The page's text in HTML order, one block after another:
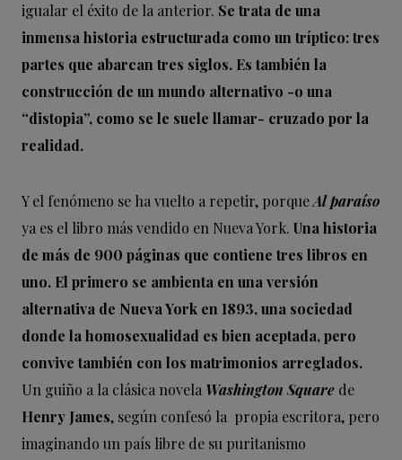
igualar el éxito de la anterior. Se trata de una
inmensa historia estructurada como un tríptico: tres
partes que abarcan tres siglos. Es también la
construcción de un mundo alternativo -o una
“distopia”, como se le suele llamar- cruzado por la
realidad.
Y el fenómeno se ha vuelto a repetir, porqueAl paraíso
ya es el libro más vendido en Nueva York. Una historia
de más de 900 páginas que contiene tres libros en
uno. El primero se ambienta en una versión
alternativa de Nueva York en 1893, una sociedad
donde la homosexualidad es bien aceptada, pero
convive también con los matrimonios arreglados.
Un guiño a la clásica novela Washington Square de
Henry James, según confesó la propia escritora, pero
imaginando un país libre de su puritanismo